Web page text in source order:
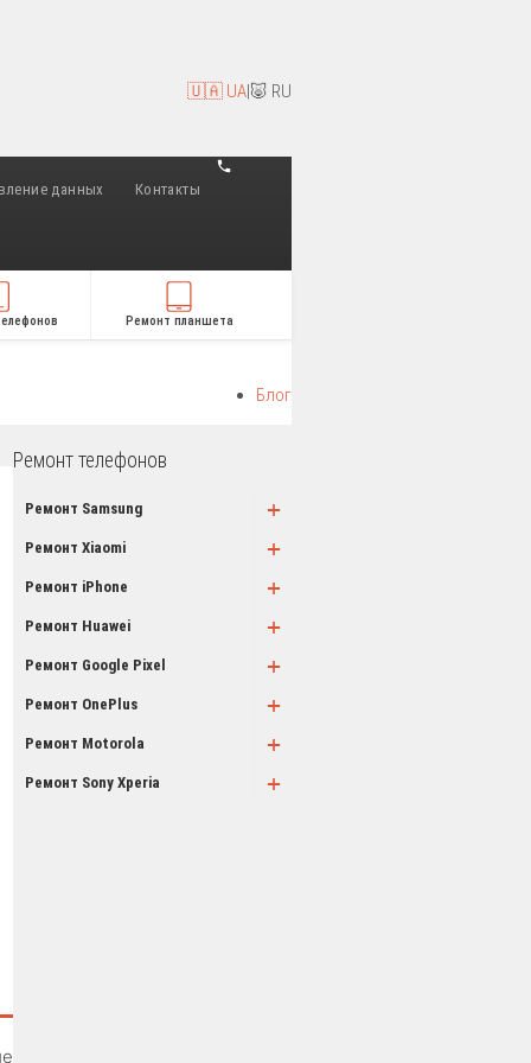
🇺🇦 UA|🐷 RU
данных Контакты
Ремонт планшета
Блог
Ремонт телефонов
Ремонт Samsung +
Ремонт Xiaomi +
Ремонт iPhone +
Ремонт Huawei +
Ремонт Google Pixel +
Ремонт OnePlus +
Ремонт Motorola +
Ремонт Sony Xperia +